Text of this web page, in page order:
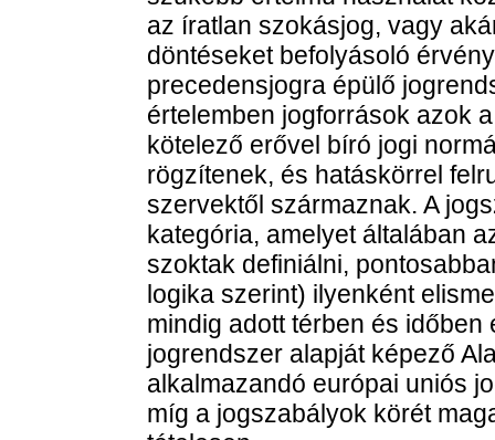
az íratlan szokásjog, vagy
döntéseket befolyásoló
precedensjogra épülő
értelemben jogforrások azok
kötelező erővel bíró jogi
rögzítenek, és hatáskörrel
szervektől származnak. A
kategória, amelyet általában
szoktak definiálni,
logika szerint) ilyenként
mindig adott térben és
jogrendszer alapját képező
alkalmazandó európai uniós
míg a jogszabályok körét